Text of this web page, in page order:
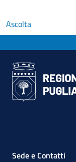
Ascolta
Sede e Contatti